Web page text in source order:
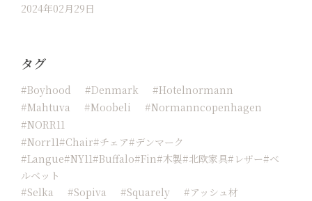
2024年02月29日
タグ
#boyhood #Denmark
#hotelnormann
#Mahtuva
#moobeli
#normanncopenhagen
#NORR11
#Norr11#chair#チェア#デンマーク
#langue#NY11#buffalo#fin#木製#北欧家具#レザー#ベ
ルベット
#Selka
#sopiva #squarely
#アッシュ材